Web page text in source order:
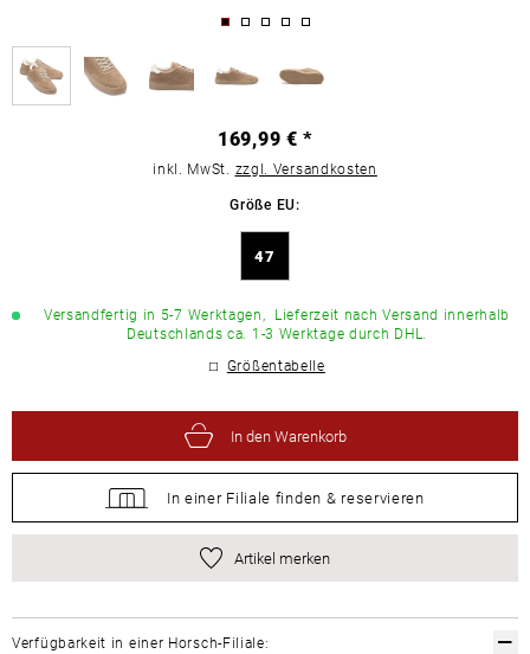
169,99 € *
inkl. MwSt. zzgl. Versandkosten
Größe EU:
47
Versandfertig in 5-7 Werktagen, Lieferzeit nach Versand innerhalb
Deutschlands ca. 1-3 Werktage durch DHL.
Größentabelle
In den Warenkorb
In einer Filiale finden & reservieren
Artikel merken
Verfügbarkeit in einer Horsch-Filiale: